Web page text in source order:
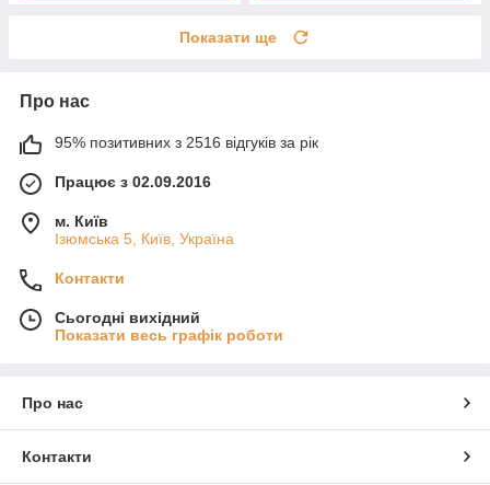
Показати ще
Про нас
95% позитивних з 2516 відгуків за рік
Працює з 02.09.2016
м. Київ
Ізюмська 5, Київ, Україна
Контакти
Сьогодні вихідний
Показати весь графік роботи
Про нас
Контакти